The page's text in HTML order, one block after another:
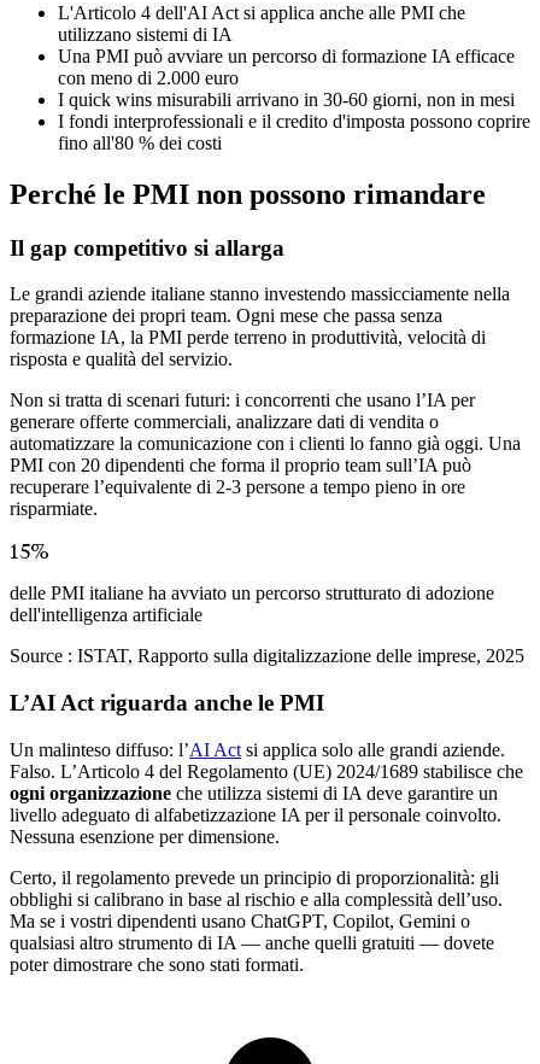
L'Articolo 4 dell'AI Act si applica anche alle PMI che
utilizzano sistemi di IA
Una PMI può avviare un percorso di formazione IA efficace
con meno di 2.000 euro
I quick wins misurabili arrivano in 30-60 giorni, non in mesi
I fondi interprofessionali e il credito d'imposta possono coprire
fino all'80 % dei costi
Perché le PMI non possono rimandare
Il gap competitivo si allarga
Le grandi aziende italiane stanno investendo massicciamente nella
preparazione dei propri team. Ogni mese che passa senza
formazione IA, la PMI perde terreno in produttività, velocità di
risposta e qualità del servizio.
Non si tratta di scenari futuri: i concorrenti che usano l’IA per
generare offerte commerciali, analizzare dati di vendita o
automatizzare la comunicazione con i clienti lo fanno già oggi. Una
PMI con 20 dipendenti che forma il proprio team sull’IA può
recuperare l’equivalente di 2-3 persone a tempo pieno in ore
risparmiate.
15%
delle PMI italiane ha avviato un percorso strutturato di adozione
dell'intelligenza artificiale
Source : ISTAT, Rapporto sulla digitalizzazione delle imprese, 2025
L’AI Act riguarda anche le PMI
Un malinteso diffuso: l’AI Act si applica solo alle grandi aziende.
Falso. L’Articolo 4 del Regolamento (UE) 2024/1689 stabilisce che
ogni organizzazione che utilizza sistemi di IA deve garantire un
livello adeguato di alfabetizzazione IA per il personale coinvolto.
Nessuna esenzione per dimensione.
Certo, il regolamento prevede un principio di proporzionalità: gli
obblighi si calibrano in base al rischio e alla complessità dell’uso.
Ma se i vostri dipendenti usano ChatGPT, Copilot, Gemini o
qualsiasi altro strumento di IA — anche quelli gratuiti — dovete
poter dimostrare che sono stati formati.